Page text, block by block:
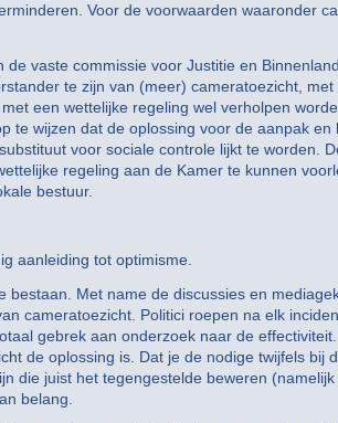
Voor de voorwaarden waaronder
vaste commissie voor Justitie en
te zijn van (meer) cameratoezicht,
een wettelijke regeling wel verholpen
te wijzen dat de oplossing voor de aanpak en
voor sociale controle lijkt te worden.
regeling aan de Kamer te kunnen
bestuur.
aanleiding tot optimisme.
Met name de discussies en
cameratoezicht. Politici roepen na elk
gebrek aan onderzoek naar de
de oplossing is. Dat je de nodige twijfels bij
die juist het tegengestelde beweren
belang.